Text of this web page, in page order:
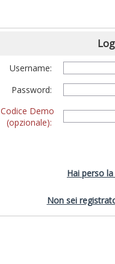
Username:
Password:
Codice Demo
(opzionale):
Hai perso
Non sei